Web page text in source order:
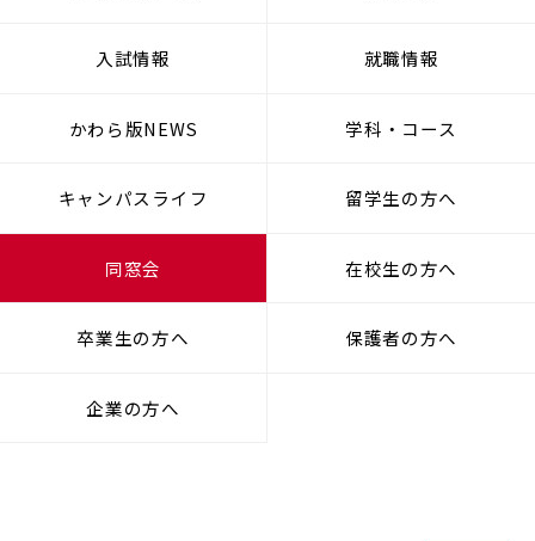
入試情報 就職情報
かわら版NEWS 学科・コース
キャンパスライフ 留学生の方へ
同窓会 在校生の方へ
卒業生の方へ 保護者の方へ
企業の方へ